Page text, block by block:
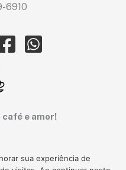
6910
e amor!
sua experiência de